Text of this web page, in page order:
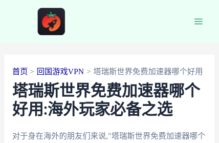
首页 回国游戏VPN 塔瑞斯世界免费加速器哪个好用
塔瑞斯世界免费加速器哪个
好用:海外玩家必备之选
对于身在海外的朋友们来说,"塔瑞斯世界免费加速器哪个